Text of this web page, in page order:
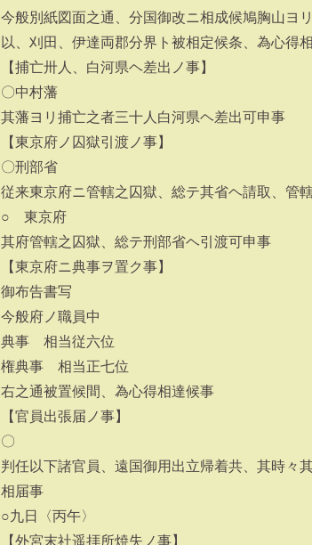
今般別紙図面之通、分国御改ニ相成候鳩胸山ヨ
以、刈田、伊達両郡分界ト被相定候条、為心得
【捕亡卅人、白河県ヘ差出ノ事】
〇中村藩
其藩ヨリ捕亡之者三十人白河県ヘ差出可申事
【東京府ノ囚獄引渡ノ事】
〇刑部省
従来東京府ニ管轄之囚獄、総テ其省ヘ請取、管
○ 東京府
其府管轄之囚獄、総テ刑部省ヘ引渡可申事
【東京府ニ典事ヲ置ク事】
御布告書写
今般府ノ職員中
典事 相当従六位
権典事 相当正七位
右之通被置候間、為心得相達候事
【官員出張届ノ事】
〇
判任以下諸官員、遠国御用出立帰着共、其時々
相届事
○九日〈丙午〉
【外宮末社遥拝所焼失ノ事】